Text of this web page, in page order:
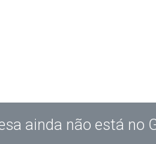
ainda não está no